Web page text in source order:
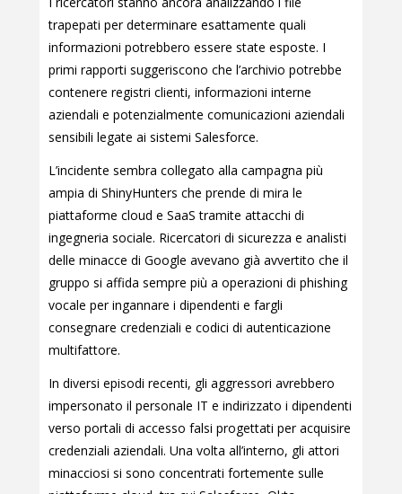
trapepati per determinare esattamente quali
informazioni potrebbero essere state esposte. I
primi rapporti suggeriscono che l’archivio potrebbe
contenere registri clienti, informazioni interne
aziendali e potenzialmente comunicazioni aziendali
sensibili legate ai sistemi Salesforce.
L’incidente sembra collegato alla campagna più
ampia di ShinyHunters che prende di mira le
piattaforme cloud e SaaS tramite attacchi di
ingegneria sociale. Ricercatori di sicurezza e analisti
delle minacce di Google avevano già avvertito che il
gruppo si affida sempre più a operazioni di phishing
vocale per ingannare i dipendenti e fargli
consegnare credenziali e codici di autenticazione
multifattore.
In diversi episodi recenti, gli aggressori avrebbero
impersonato il personale IT e indirizzato i dipendenti
verso portali di accesso falsi progettati per acquisire
credenziali aziendali. Una volta all’interno, gli attori
minacciosi si sono concentrati fortemente sulle